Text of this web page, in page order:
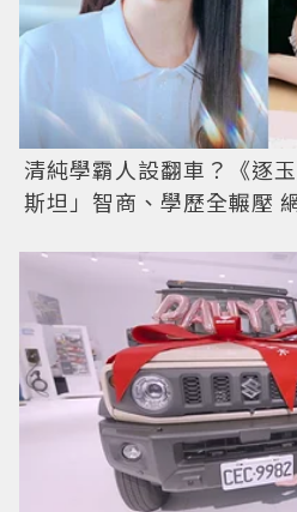
清純學霸人設翻車？《逐
斯坦」智商、學歷全輾壓